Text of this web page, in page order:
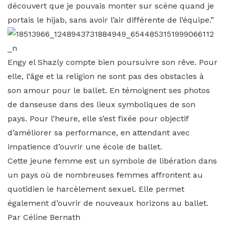
découvert que je pouvais monter sur scène quand je
portais le hijab, sans avoir l’air différente de l’équipe.”
Engy el Shazly compte bien poursuivre son rêve. Pour
elle, l‘âge et la religion ne sont pas des obstacles à
son amour pour le ballet. En témoignent ses photos
de danseuse dans des lieux symboliques de son
pays. Pour l’heure, elle s’est fixée pour objectif
d’améliorer sa performance, en attendant avec
impatience d’ouvrir une école de ballet.
Cette jeune femme est un symbole de libération dans
un pays où de nombreuses femmes affrontent au
quotidien le harcèlement sexuel. Elle permet
également d’ouvrir de nouveaux horizons au ballet.
Par Céline Bernath